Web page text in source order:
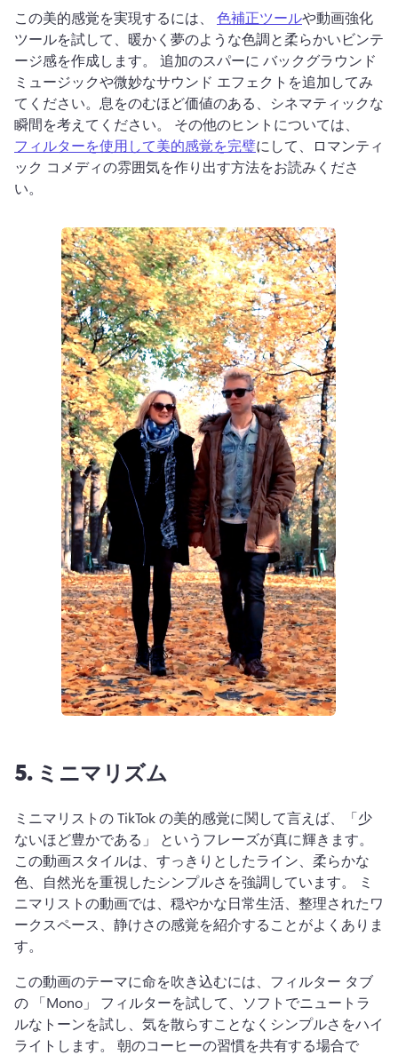
この美的感覚を実現するには、 色補正ツールや動画強化
ツールを試して、暖かく夢のような色調と柔らかいビンテ
ージ感を作成します。 追加のスパーに バックグラウンド
ミュージックや微妙なサウンド エフェクトを追加してみ
てください。息をのむほど価値のある、シネマティックな
瞬間を考えてください。 その他のヒントについては、
フィルターを使用して美的感覚を完璧にして、ロマンティ
ック コメディの雰囲気を作り出す方法をお読みくださ
い。
5. ミニマリズム
ミニマリストの TikTok の美的感覚に関して言えば、「少
この動画スタイルは、すっきりとしたライン、柔らかな
色、自然光を重視したシンプルさを強調しています。
ミ
ニマリストの動画では、穏やかな日常生活、整理されたワ
ークスペース、静けさの感覚を紹介することがよくありま
す。
この動画のテーマに命を吹き込むには、フィルター タブ
の 「Mono」 フィルターを試して、ソフトでニュートラ
ルなトーンを試し、気を散らすことなくシンプルさをハイ
ライトします。 朝のコーヒーの習慣を共有する場合で